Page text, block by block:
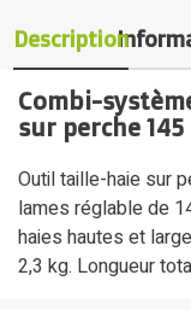
Description
Combi-
sur perche 145
Outil taille-haie sur
lames réglable de
haies hautes et
2,3 kg. Longueur